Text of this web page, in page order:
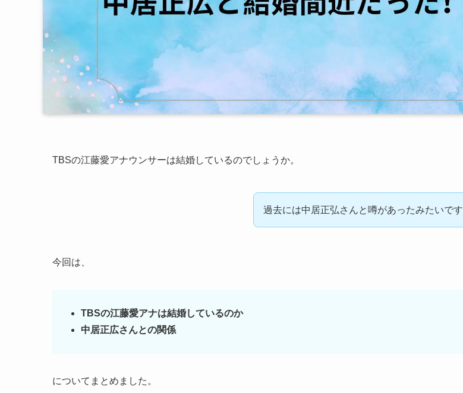
TBSの江藤愛アナウンサーは結婚しているのでしょうか。
過去には中居正弘さんと噂があったみたいです
今回は、
TBSの江藤愛アナは結婚しているのか
中居正広さんとの関係
についてまとめました。